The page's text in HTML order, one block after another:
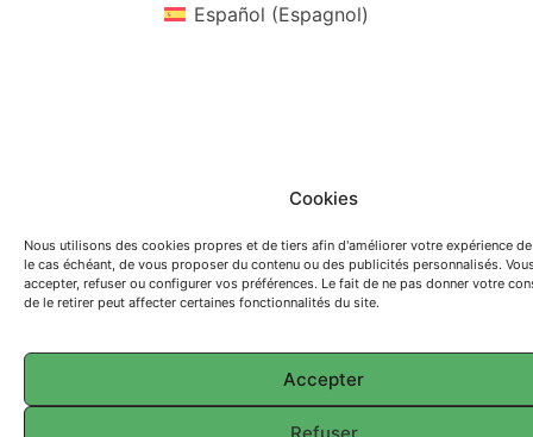
Cookies
Nous utilisons des cookies propres et de tiers afin d'améliorer votre expérience
le cas échéant, de vous proposer du contenu ou des publicités personnalisés.
accepter, refuser ou configurer vos préférences. Le fait de ne pas donner votre
de le retirer peut affecter certaines fonctionnalités du site.
Accepter
Refuser
Español (Espagnol)